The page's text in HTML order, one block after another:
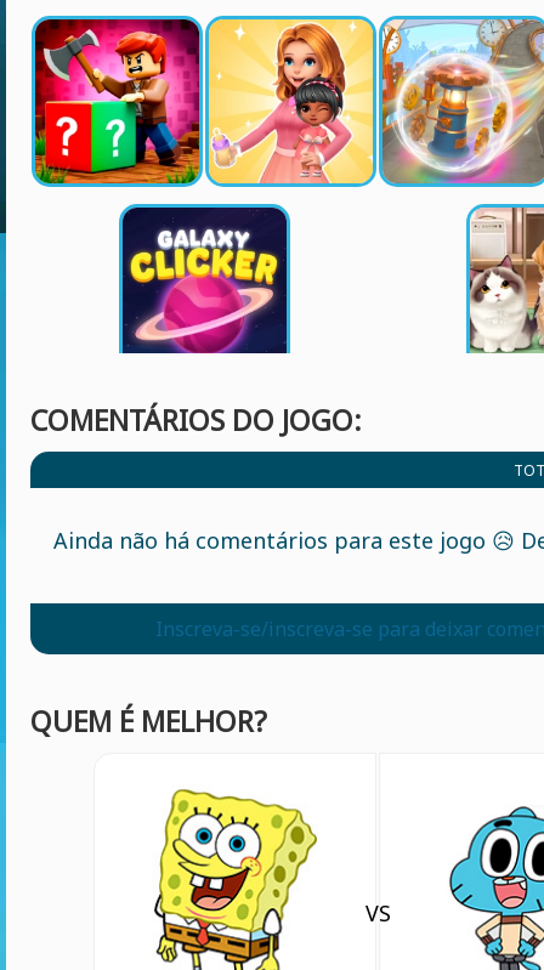
COMENTÁRIOS DO JOGO:
Ainda não há comentários para este jogo 😥
Inscreva-se/inscreva-se para deixar
QUEM É MELHOR?
VS